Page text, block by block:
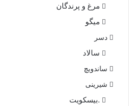
مرغ و پرندگان
میگو
دسر
سالاد
ساندویچ
شیرینی
.بیسکویت